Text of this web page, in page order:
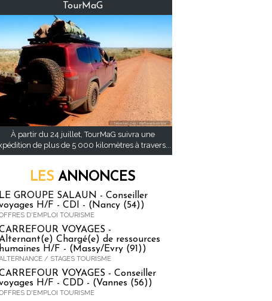
TourMaG
À partir du 24 juillet, TourMaG suivra une
de plus de 5 000 kilomètres à travers...
LES ANNONCES
LE GROUPE SALAUN - Conseiller
H/F - CDI - (Nancy (54))
D'EMPLOI TOURISME
VOYAGES -
Chargé(e) de ressources
humaines H/F - (Massy/Evry (91))
/ STAGES TOURISME
VOYAGES - Conseiller
H/F - CDD - (Vannes (56))
D'EMPLOI TOURISME